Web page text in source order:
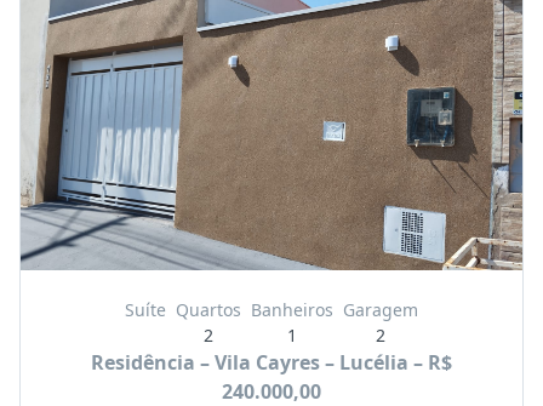
Suíte Quartos
2
Banheiros
1
Garagem
2
Residência – Vila Cayres – Lucélia – R$
240.000,00